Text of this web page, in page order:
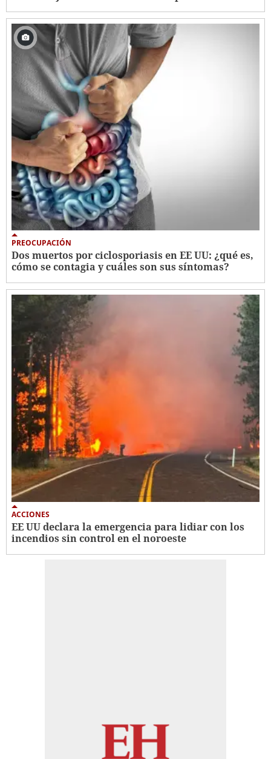
PREOCUPACIÓN
Dos muertos por ciclosporiasis en EE UU: ¿qué es,
cómo se contagia y cuáles son sus síntomas?
ACCIONES
EE UU declara la emergencia para lidiar con los
incendios sin control en el noroeste